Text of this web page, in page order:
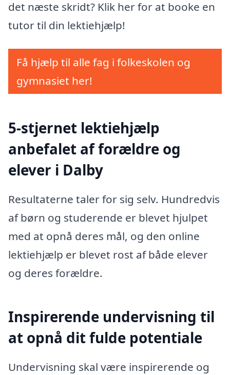
det næste skridt? Klik her for at booke en
tutor til din lektiehjælp!
Få hjælp til alle fag i folkeskolen og
gymnasiet her!
5-stjernet lektiehjælp
anbefalet af forældre og
elever i Dalby
Resultaterne taler for sig selv. Hundredvis
af børn og studerende er blevet hjulpet
med at opnå deres mål, og den online
lektiehjælp er blevet rost af både elever
og deres forældre.
Inspirerende undervisning til
at opnå dit fulde potentiale
Undervisning skal være inspirerende og